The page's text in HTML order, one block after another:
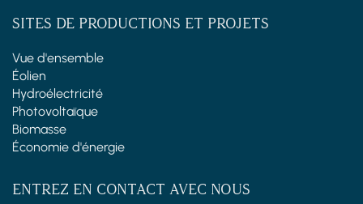
SITES DE PRODUCTIONS ET PROJETS
Vue d'ensemble
Éolien
Hydroélectricité
Photovoltaïque
Biomasse
Économie d'énergie
ENTREZ EN CONTACT AVEC NOUS